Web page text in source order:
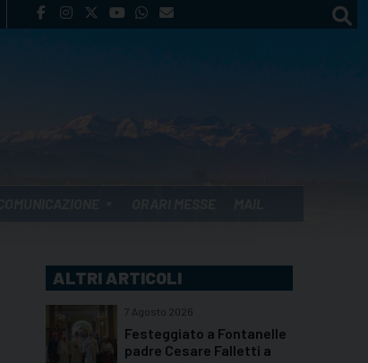
ALTRI ARTICOLI
7 Agosto 2026
Festeggiato a Fontanelle
padre Cesare Falletti a